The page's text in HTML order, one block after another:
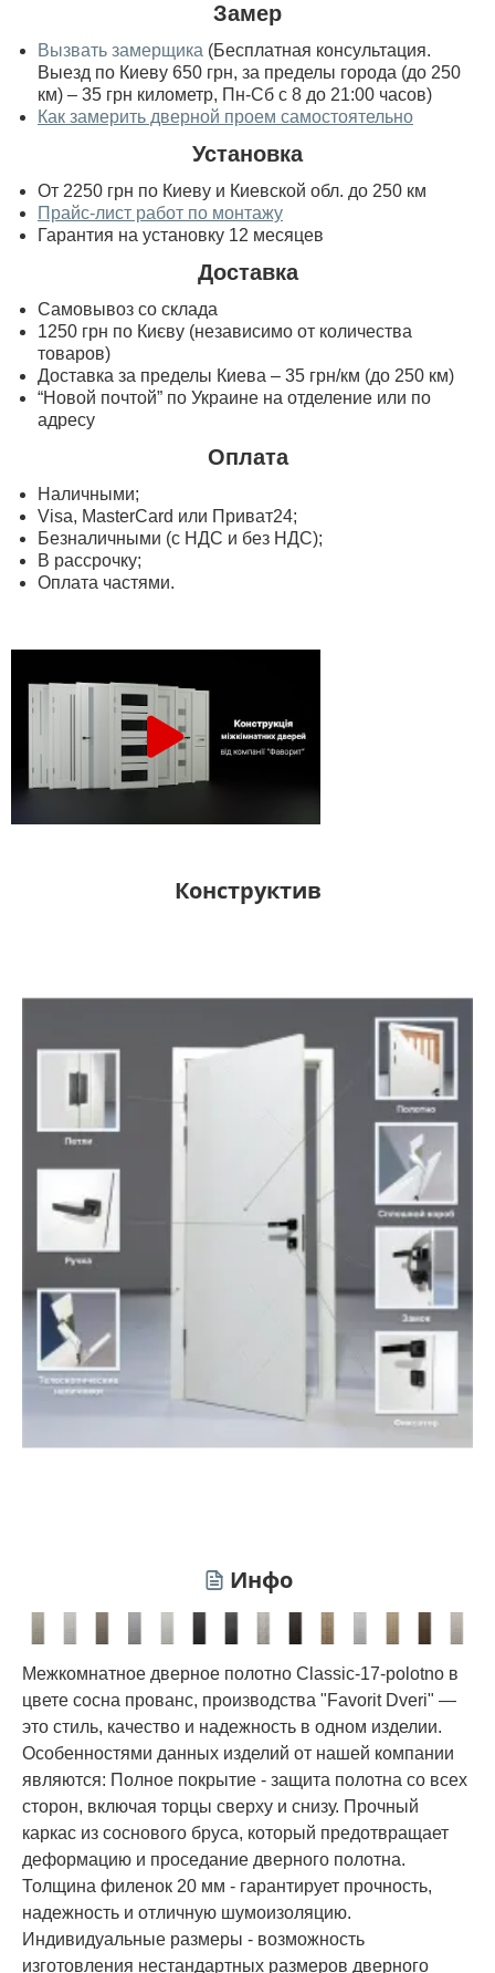
Замер
Вызвать замерщика (Бесплатная консультация.
Выезд по Киеву 650 грн, за пределы города (до 250
км) – 35 грн километр, Пн-Сб с 8 до 21:00 часов)
Как замерить дверной проем самостоятельно
Установка
От 2250 грн по Киеву и Киевской обл. до 250 км
Прайс-лист работ по монтажу
Гарантия на установку 12 месяцев
Доставка
Самовывоз со склада
1250 грн по Києву (независимо от количества
товаров)
Доставка за пределы Киева – 35 грн/км (до 250 км)
“Новой почтой” по Украине на отделение или по
адресу
Оплата
Наличными;
Visa, MasterСard или Приват24;
Безналичными (с НДС и без НДС);
В рассрочку;
Оплата частями.
Конструктив
Инфо
Межкомнатное дверное полотно Classic-17-polotno в
цвете сосна прованс, производства "Favorit Dveri" —
это стиль, качество и надежность в одном изделии.
Особенностями данных изделий от нашей компании
являются: Полное покрытие - защита полотна со всех
сторон, включая торцы сверху и снизу. Прочный
каркас из соснового бруса, который предотвращает
деформацию и проседание дверного полотна.
Толщина филенок 20 мм - гарантирует прочность,
надежность и отличную шумоизоляцию.
Индивидуальные размеры - возможность
изготовления нестандартных размеров дверного